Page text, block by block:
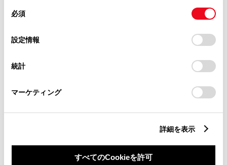
デバイスにすべてのCookie(クッキー)が保存されることに同
意したことになります。Cookie(クッキー)のオプトアウト、
設定の変更、同意を撤回したりするにあたっては、当社の
「Cookie（クッキー）情報の取り扱いについて
」をご覧くだ
必須
設定情報
統計
マーケティング
詳細を表示
すべてのCookieを許可